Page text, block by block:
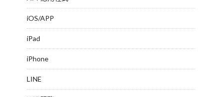
iOS/APP
iPad
iPhone
LINE